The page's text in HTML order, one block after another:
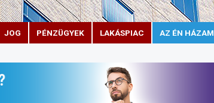
JOG PÉNZÜGYEK LAKÁSPIAC AZ ÉN HÁZAM